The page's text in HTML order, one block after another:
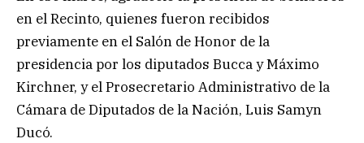
en el Recinto, quienes fueron recibidos
previamente en el Salón de Honor de la
presidencia por los diputados Bucca y Máximo
Kirchner, y el Prosecretario Administrativo de la
Cámara de Diputados de la Nación, Luis Samyn
Ducó.